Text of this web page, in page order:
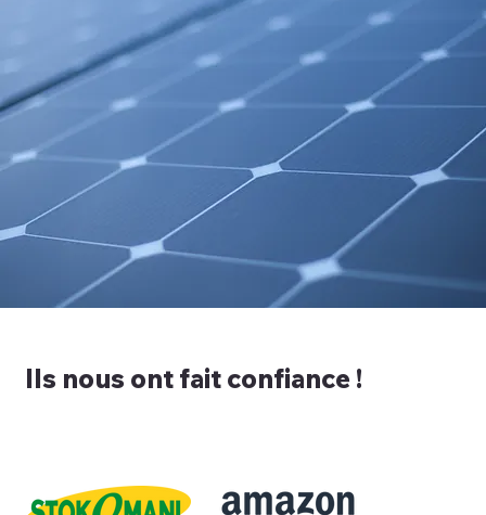
Ils nous ont fait confiance !